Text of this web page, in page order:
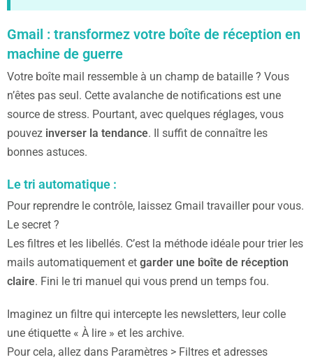
Gmail : transformez votre boîte de réception en
machine de guerre
Votre boîte mail ressemble à un champ de bataille ? Vous
n’êtes pas seul. Cette avalanche de notifications est une
source de stress. Pourtant, avec quelques réglages, vous
pouvez inverser la tendance. Il suffit de connaître les
bonnes astuces.
Le tri automatique :
Pour reprendre le contrôle, laissez Gmail travailler pour vous.
Le secret ?
Les filtres et les libellés. C’est la méthode idéale pour trier les
mails automatiquement et garder une boîte de réception
claire. Fini le tri manuel qui vous prend un temps fou.
Imaginez un filtre qui intercepte les newsletters, leur colle
une étiquette « À lire » et les archive.
Pour cela, allez dans Paramètres > Filtres et adresses